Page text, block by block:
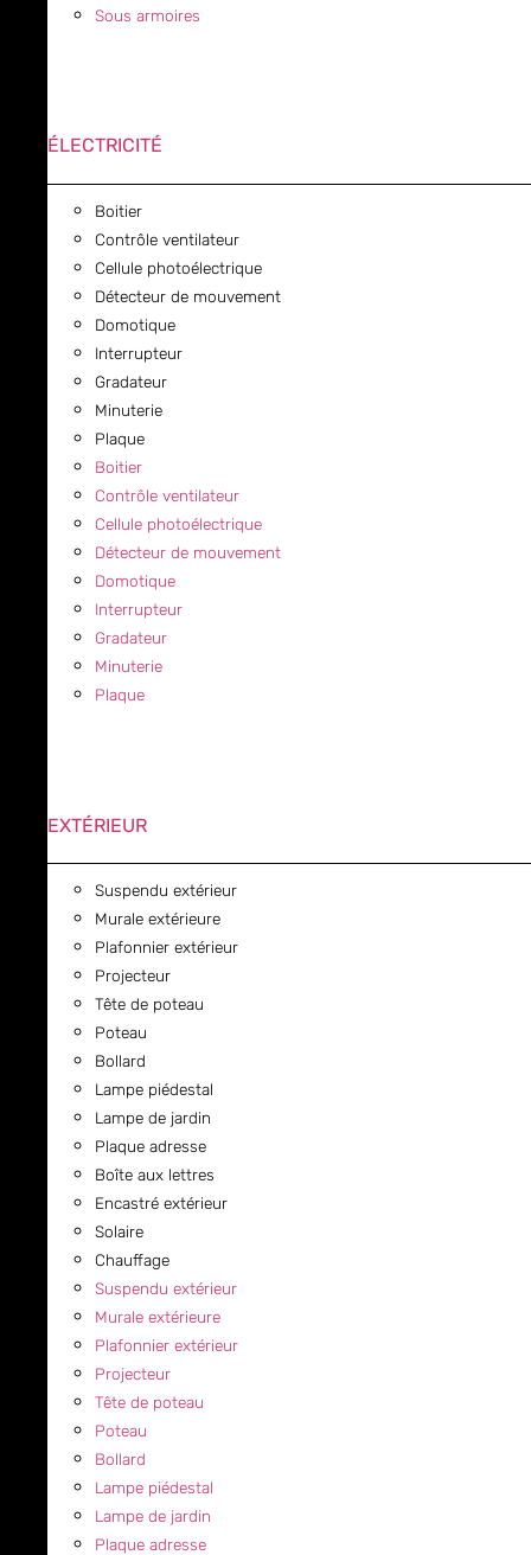
Sous armoires
ÉLECTRICITÉ
Boitier
Contrôle ventilateur
Cellule photoélectrique
Détecteur de mouvement
Domotique
Interrupteur
Gradateur
Minuterie
Plaque
Boitier
Contrôle ventilateur
Cellule photoélectrique
Détecteur de mouvement
Domotique
Interrupteur
Gradateur
Minuterie
Plaque
EXTÉRIEUR
Suspendu extérieur
Murale extérieure
Plafonnier extérieur
Projecteur
Tête de poteau
Poteau
Bollard
Lampe piédestal
Lampe de jardin
Plaque adresse
Boîte aux lettres
Encastré extérieur
Solaire
Chauffage
Suspendu extérieur
Murale extérieure
Plafonnier extérieur
Projecteur
Tête de poteau
Poteau
Bollard
Lampe piédestal
Lampe de jardin
Plaque adresse